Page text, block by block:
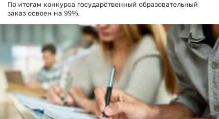
По итогам конкурса государственный образовательный
заказ освоен на 99%.